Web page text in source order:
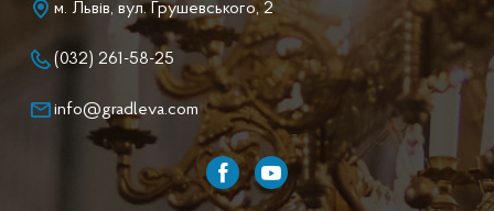
м. Львів, вул. Грушевського, 2
(032) 261-58-25
info@gradleva.com